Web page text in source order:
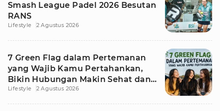
Smash League Padel 2026 Besutan
RANS
Lifestyle 2 Agustus 2026
7 Green Flag dalam Pertemanan
yang Wajib Kamu Pertahankan,
Bikin Hubungan Makin Sehat dan
Awet
Lifestyle 2 Agustus 2026